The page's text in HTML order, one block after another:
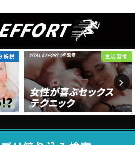
習慣 商品レビュー